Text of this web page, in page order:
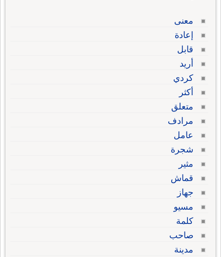
معنى
إعادة
قابل
أريد
كردي
أكثر
متعلق
مرادف
عامل
شجرة
مثير
قماش
جهاز
مسيو
كلمة
صاحب
مدينة